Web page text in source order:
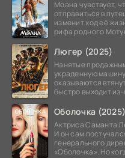
Моана чувствует,
отправиться в
изменит ход её
рифа родного
Люгер (2025)
Нанятые
украденную
оказываются
быстро выходит
Оболочка (2025)
Актриса Саманта
И он сам
генерального
«Оболочка». Но